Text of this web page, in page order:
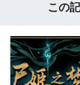
この